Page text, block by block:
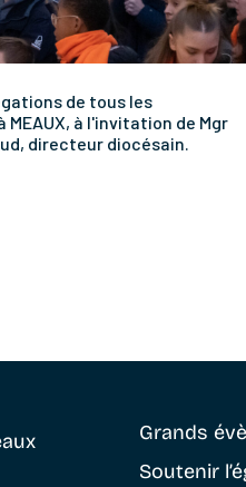
de tous les
à l'invitation de Mgr
directeur diocésain.
Grands
Soutenir